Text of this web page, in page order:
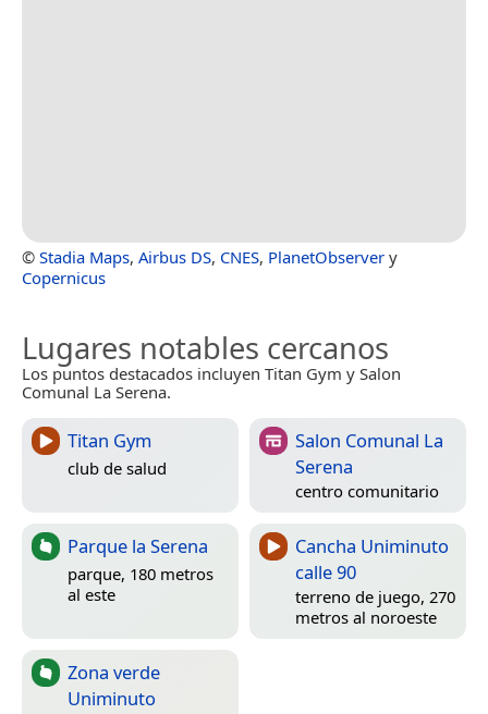
© Stadia Maps, Airbus DS, CNES, PlanetObserver y
Copernicus
Lugares notables cercanos
Los puntos destacados incluyen Titan Gym y Salon
Comunal La Serena.
Titan Gym
club de salud
Salon Comunal La
Serena
centro comunitario
Parque la Serena
parque, 180 metros
al este
Cancha Uniminuto
calle 90
terreno de juego, 270
metros al noroeste
Zona verde
Uniminuto